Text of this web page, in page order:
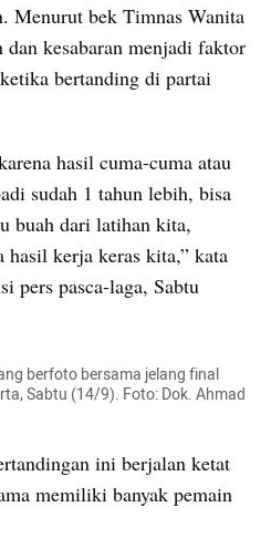
Menurut bek Timnas Wanita
kesabaran menjadi faktor
bertanding di partai
hasil cuma-cuma atau
sudah 1 tahun lebih, bisa
buah dari latihan kita,
hasil kerja keras kita,” kata
pers pasca-laga, Sabtu
berfoto bersama jelang final
Sabtu (14/9). Foto: Dok. Ahmad
ini berjalan ketat
memiliki banyak pemain